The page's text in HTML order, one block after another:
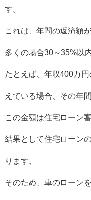
す。
これは、年間の返済額
多くの場合30～35%以
たとえば、年収400万
えている場合、その年
この金額は住宅ローン
結果として住宅ローン
ります。
そのため、車のローン